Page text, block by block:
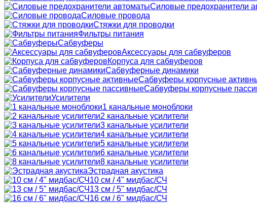
Силовые предохранители
Силовые провода
Стяжки для проводки
Фильтры питания
Сабвуферы
Аксессуары для сабвуферов
Корпуса для сабвуферов
Сабвуферные динамики
Сабвуферы корпусные
Сабвуферы корпусные
Усилители
1 канальные моноблоки
2 канальные усилители
3 канальные усилители
4 канальные усилители
5 канальные усилители
6 канальные усилители
8 канальные усилители
Эстрадная акустика
10 см / 4" мидбас/СЧ
13 см / 5" мидбас/СЧ
16 см / 6" мидбас/СЧ